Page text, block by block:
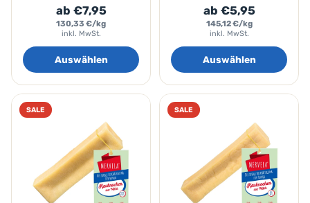
8-20kg
ab €7,95
130,33 €/kg
inkl. MwSt.
Auswählen
3-8kg
ab €5,95
145,12 €/kg
inkl. MwSt.
Auswählen
SALE SALE